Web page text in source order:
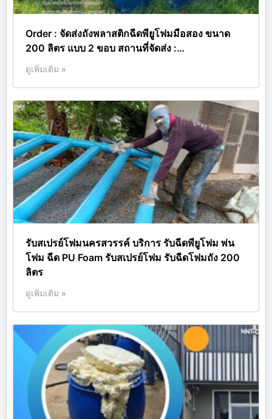
Order : จัดส่งถังพลาสติกฉีดพียูโฟมมือสอง ขนาด
200 ลิตร แบบ 2 ขอบ สถานที่จัดส่ง :…
ดูเพิ่มเติม »
รับสเปรย์โฟมนครสวรรค์ บริการ รับฉีดพียูโฟม พ่น
โฟม ฉีด PU Foam รับสเปรย์โฟม รับฉีดโฟมถัง 200
ลิตร
ดูเพิ่มเติม »